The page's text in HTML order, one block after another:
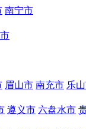
南宁市
眉山市 南充市 乐
遵义市 六盘水市